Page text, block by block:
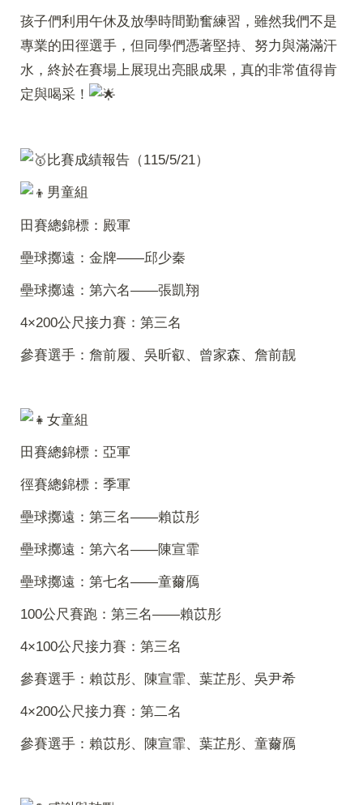
孩子們利用午休及放學時間勤奮練習，雖然我們不是
專業的田徑選手，但同學們憑著堅持、努力與滿滿汗
水，終於在賽場上展現出亮眼成果，真的非常值得肯
定與喝采！
比賽成績報告（115/5/21）
男童組
田賽總錦標：殿軍
壘球擲遠：金牌——邱少秦
壘球擲遠：第六名——張凱翔
4×200公尺接力賽：第三名
參賽選手：詹前履、吳昕叡、曾家森、詹前靓
女童組
田賽總錦標：亞軍
徑賽總錦標：季軍
壘球擲遠：第三名——賴苡彤
壘球擲遠：第六名——陳宣霏
壘球擲遠：第七名——童薾鴈
100公尺賽跑：第三名——賴苡彤
4×100公尺接力賽：第三名
參賽選手：賴苡彤、陳宣霏、葉芷彤、吳尹希
4×200公尺接力賽：第二名
參賽選手：賴苡彤、陳宣霏、葉芷彤、童薾鴈